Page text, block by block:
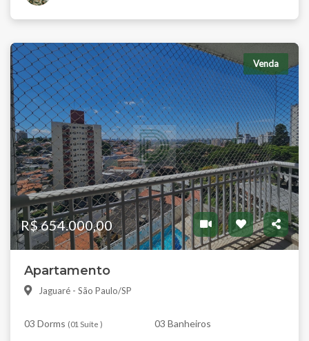
Venda
R$ 654.000,00
Apartamento
Jaguaré - São Paulo/SP
03 Dorms (01 Suíte ) 03 Banheiros